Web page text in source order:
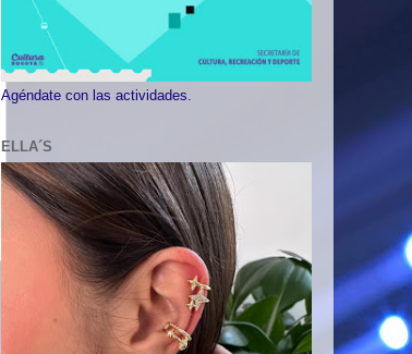
Agéndate con las actividades.
ELLA´S